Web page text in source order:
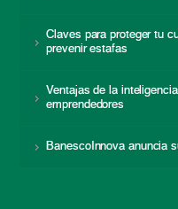
Claves para proteger tu
prevenir estafas
Ventajas de la
emprendedores
BanescoInnova anuncia